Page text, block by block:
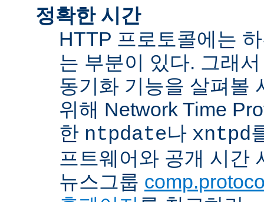
정확한 시간
HTTP 프로토콜에는
는 부분이 있다. 그래
동기화 기능을 살펴볼
위해 Network Time
한 ntpdate나 xntpd
프트웨어와 공개 시간
뉴스그룹